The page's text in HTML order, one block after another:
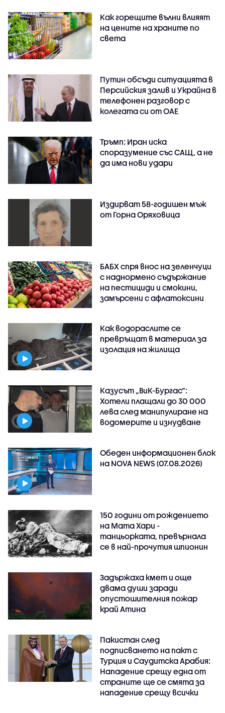
Как горещите вълни влияят
на цените на храните по
света
Путин обсъди ситуацията в
Персийския залив и Украйна в
телефонен разговор с
колегата си от ОАЕ
Тръмп: Иран иска
споразумение със САЩ, а не
да има нови удари
Издирват 58-годишен мъж
от Горна Оряховица
БАБХ спря внос на зеленчуци
с наднормено съдържание
на пестициди и смокини,
замърсени с афлатоксини
Как водораслите се
превръщат в материал за
изолация на жилища
Казусът „ВиК-Бургас“:
Хотели плащали до 30 000
лева след манипулиране на
водомерите и изнудване
Обеден информационен блок
на NOVA NEWS (07.08.2026)
150 години от рождението
на Мата Хари -
танцьорката, превърнала
се в най-прочутия шпионин
Задържаха кмет и още
двама души заради
опустошителния пожар
край Атина
Пакистан след
подписването на пакт с
Турция и Саудитска Арабия:
Нападение срещу една от
страните ще се смята за
нападение срещу всички